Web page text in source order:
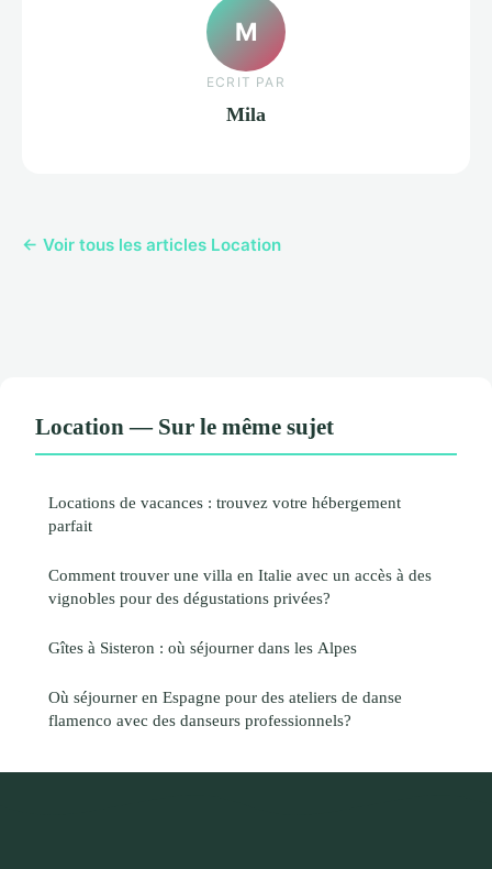
M
ECRIT PAR
Mila
← Voir tous les articles Location
Location — Sur le même sujet
Locations de vacances : trouvez votre hébergement
parfait
Comment trouver une villa en Italie avec un accès à des
vignobles pour des dégustations privées?
Gîtes à Sisteron : où séjourner dans les Alpes
Où séjourner en Espagne pour des ateliers de danse
flamenco avec des danseurs professionnels?